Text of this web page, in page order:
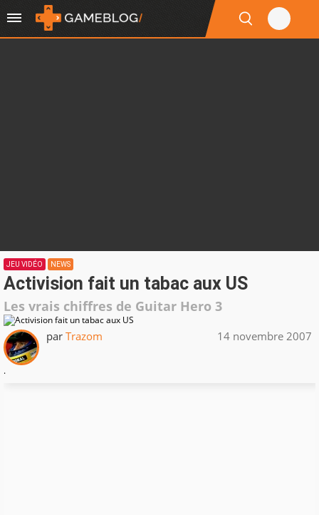
JEU VIDÉO NEWS
Activision fait un tabac aux US
Les vrais chiffres de Guitar Hero 3
par Trazom 14 novembre 2007
.